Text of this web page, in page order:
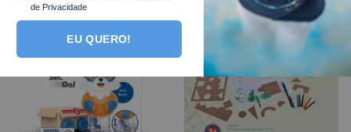
de Privacidade
EU QUERO!